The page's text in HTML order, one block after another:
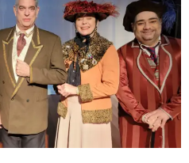
Projeta Cultura abre inscrições gratuitas em São João del-Rei para oficinas de elaboração de projetos culturais e inteligência artificial